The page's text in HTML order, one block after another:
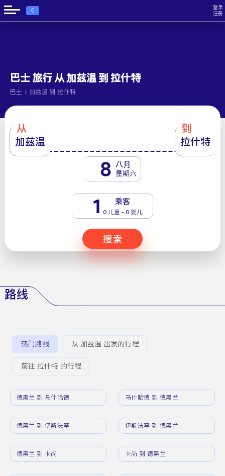
€
登录
注册
巴士 旅行 从 加兹温 到 拉什特
巴士 › 加兹温 到 拉什特
从
加兹温
到
拉什特
8 八月
星期六
1 乘客
0 儿童 - 0 婴儿
搜索
路线
热门路线 从 加兹温 出发的行程
前往 拉什特 的行程
德黑兰 到 马什哈德 马什哈德 到 德黑兰
德黑兰 到 伊斯法罕 伊斯法罕 到 德黑兰
德黑兰 到 卡尚 卡尚 到 德黑兰